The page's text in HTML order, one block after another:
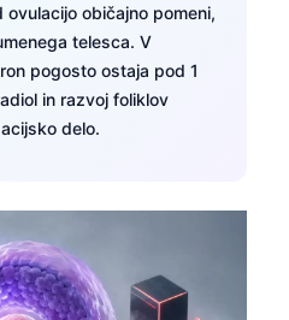
običajno pomeni,
telesca. V
pogosto ostaja pod 1
in razvoj foliklov
delo.